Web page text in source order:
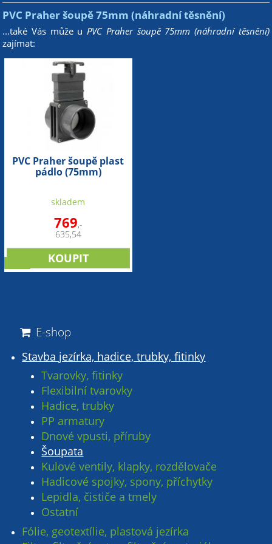
PVC Praher šoupě 75mm (náhradní těsnění)
...také Vás může u PVC Praher šoupě 75mm (náhradní těsnění)
zajímat:
PVC Praher šoupě plast
pádlo (75mm)
skladem
769,-
635,54
E-shop
Stavba jezírka, hadice, trubky, fitinky
Tvarovky, fitinky
Flexibilní tvarovky
Hadice, trubky
PP armatury
Dnové vpusti, příruby
Šoupata
Kulové ventily, klapky, rozdělovače
Hadicové spojky, spony, příchytky
Lepidla, čističe a tmely
Ostatní
Fólie, geotextílie, plastová jezírka